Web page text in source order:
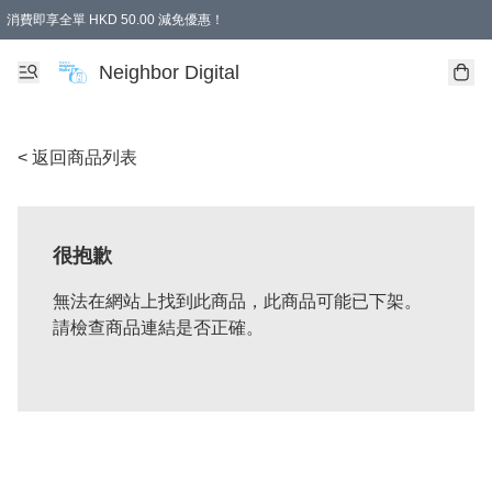
消費即享全單 HKD 50.00 減免優惠！
Neighbor Digital
< 返回商品列表
很抱歉
無法在網站上找到此商品，此商品可能已下架。
請檢查商品連結是否正確。